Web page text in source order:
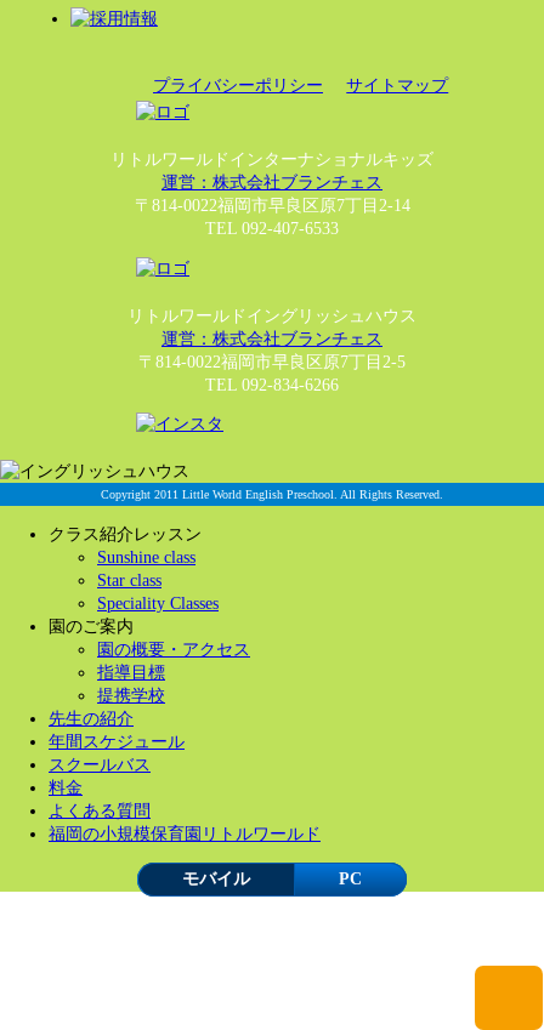
プライバシーポリシー サイトマップ
リトルワールドインターナショナルキッズ
運営：株式会社ブランチェス
〒814-0022福岡市早良区原7丁目2-14
TEL 092-407-6533
リトルワールドイングリッシュハウス
運営：株式会社ブランチェス
〒814-0022福岡市早良区原7丁目2-5
TEL 092-834-6266
Copyright 2011 Little World English Preschool. All Rights Reserved.
クラス紹介レッスン
Sunshine class
Star class
Speciality Classes
園のご案内
園の概要・アクセス
指導目標
提携学校
先生の紹介
年間スケジュール
スクールバス
料金
よくある質問
福岡の小規模保育園リトルワールド
モバイル PC